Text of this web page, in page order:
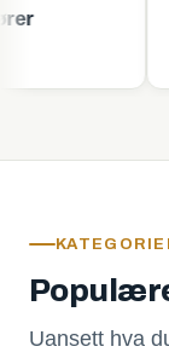
Uansett hva